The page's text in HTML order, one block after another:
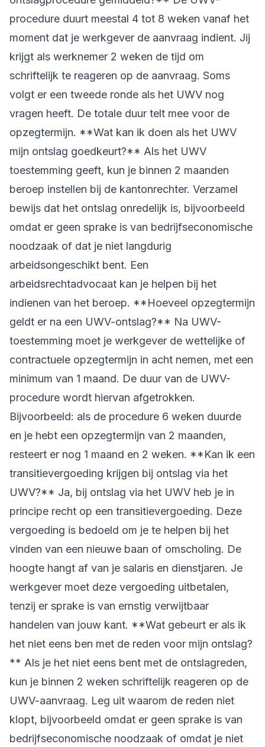
procedure duurt meestal 4 tot 8 weken vanaf het
moment dat je werkgever de aanvraag indient. Jij
krijgt als werknemer 2 weken de tijd om
schriftelijk te reageren op de aanvraag. Soms
volgt er een tweede ronde als het UWV nog
vragen heeft. De totale duur telt mee voor de
opzegtermijn. **Wat kan ik doen als het UWV
mijn ontslag goedkeurt?** Als het UWV
toestemming geeft, kun je binnen 2 maanden
beroep instellen bij de kantonrechter. Verzamel
bewijs dat het ontslag onredelijk is, bijvoorbeeld
omdat er geen sprake is van bedrijfseconomische
noodzaak of dat je niet langdurig
arbeidsongeschikt bent. Een
arbeidsrechtadvocaat kan je helpen bij het
indienen van het beroep. **Hoeveel opzegtermijn
geldt er na een UWV-ontslag?** Na UWV-
toestemming moet je werkgever de wettelijke of
contractuele opzegtermijn in acht nemen, met een
minimum van 1 maand. De duur van de UWV-
procedure wordt hiervan afgetrokken.
Bijvoorbeeld: als de procedure 6 weken duurde
en je hebt een opzegtermijn van 2 maanden,
resteert er nog 1 maand en 2 weken. **Kan ik een
transitievergoeding krijgen bij ontslag via het
UWV?** Ja, bij ontslag via het UWV heb je in
principe recht op een transitievergoeding. Deze
vergoeding is bedoeld om je te helpen bij het
vinden van een nieuwe baan of omscholing. De
hoogte hangt af van je salaris en dienstjaren. Je
werkgever moet deze vergoeding uitbetalen,
tenzij er sprake is van ernstig verwijtbaar
handelen van jouw kant. **Wat gebeurt er als ik
het niet eens ben met de reden voor mijn ontslag?
** Als je het niet eens bent met de ontslagreden,
kun je binnen 2 weken schriftelijk reageren op de
UWV-aanvraag. Leg uit waarom de reden niet
klopt, bijvoorbeeld omdat er geen sprake is van
bedrijfseconomische noodzaak of omdat je niet